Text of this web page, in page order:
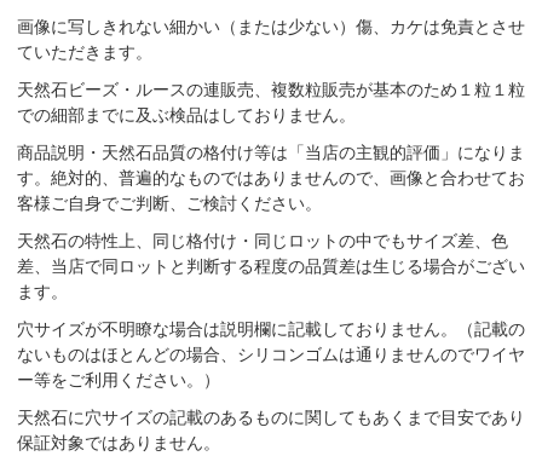
画像に写しきれない細かい（または少ない）傷、カケは免責とさせ
ていただきます。
天然石ビーズ・ルースの連販売、複数粒販売が基本のため１粒１粒
での細部までに及ぶ検品はしておりません。
商品説明・天然石品質の格付け等は「当店の主観的評価」になりま
す。絶対的、普遍的なものではありませんので、画像と合わせてお
客様ご自身でご判断、ご検討ください。
天然石の特性上、同じ格付け・同じロットの中でもサイズ差、色
差、当店で同ロットと判断する程度の品質差は生じる場合がござい
ます。
穴サイズが不明瞭な場合は説明欄に記載しておりません。（記載の
ないものはほとんどの場合、シリコンゴムは通りませんのでワイヤ
ー等をご利用ください。）
天然石に穴サイズの記載のあるものに関してもあくまで目安であり
保証対象ではありません。